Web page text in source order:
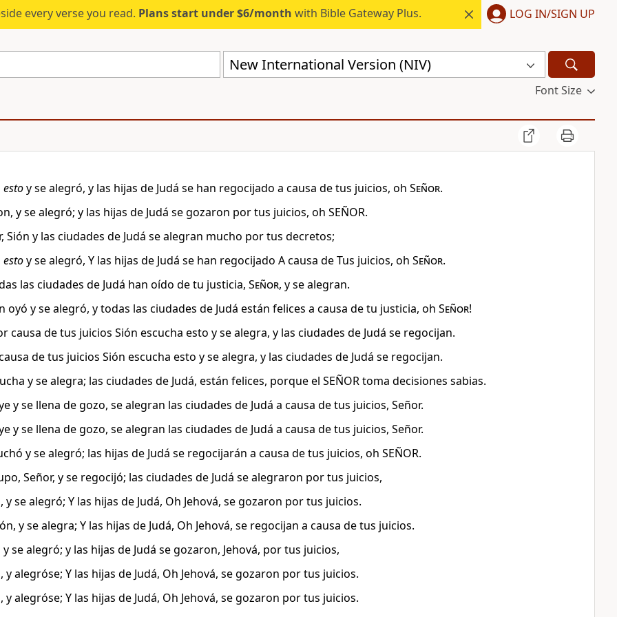
every verse you read. Plans start under $6/month with Bible Gateway Plus. LOG IN/SIGN UP
New International Version (NIV)
Font Size
estoy se alegró, y las hijas de Judá se han regocijado a causa de tus juicios, oh Señor.
y se alegró; y las hijas de Judá se gozaron por tus juicios, oh SEÑOR.
Sión y las ciudades de Judá se alegran mucho por tus decretos;
estoy se alegró, Y las hijas de Judá se han regocijado A causa de Tus juicios, oh Señor.
las ciudades de Judá han oído de tu justicia, Señor, y se alegran.
oyó y se alegró, y todas las ciudades de Judá están felices a causa de tu justicia, oh Señor!
causa de tus juicios Sión escucha esto y se alegra, y las ciudades de Judá se regocijan.
de tus juicios Sión escucha esto y se alegra, y las ciudades de Judá se regocijan.
y se alegra; las ciudades de Judá, están felices, porque el SEÑOR toma decisiones sabias.
y se llena de gozo, se alegran las ciudades de Judá a causa de tus juicios, Señor.
y se llena de gozo, se alegran las ciudades de Judá a causa de tus juicios, Señor.
y se alegró; las hijas de Judá se regocijarán a causa de tus juicios, oh SEÑOR.
Señor, y se regocijó; las ciudades de Judá se alegraron por tus juicios,
y se alegró; Y las hijas de Judá, Oh Jehová, se gozaron por tus juicios.
y se alegra; Y las hijas de Judá, Oh Jehová, se regocijan a causa de tus juicios.
se alegró; y las hijas de Judá se gozaron, Jehová, por tus juicios,
y alegróse; Y las hijas de Judá, Oh Jehová, se gozaron por tus juicios.
y alegróse; Y las hijas de Judá, Oh Jehová, se gozaron por tus juicios.